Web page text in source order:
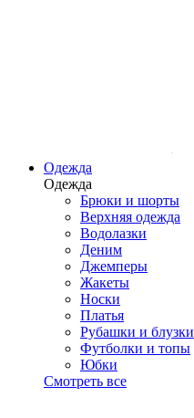
Одежда
Одежда
Брюки и шорты
Верхняя одежда
Водолазки
Деним
Джемперы
Жакеты
Носки
Платья
Рубашки и блузки
Футболки и топы
Юбки
Смотреть все